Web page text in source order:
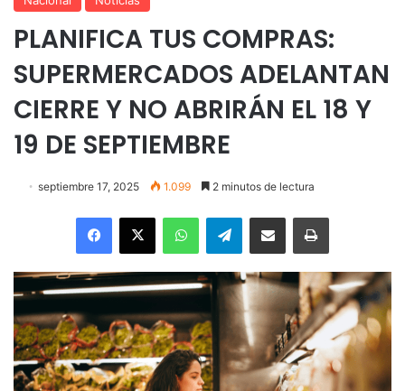
PLANIFICA TUS COMPRAS:
SUPERMERCADOS ADELANTAN
CIERRE Y NO ABRIRÁN EL 18 Y
19 DE SEPTIEMBRE
septiembre 17, 2025 1.099 2 minutos de lectura
Facebook
X WhatsAppTelegramEnviar vía email Imprimir